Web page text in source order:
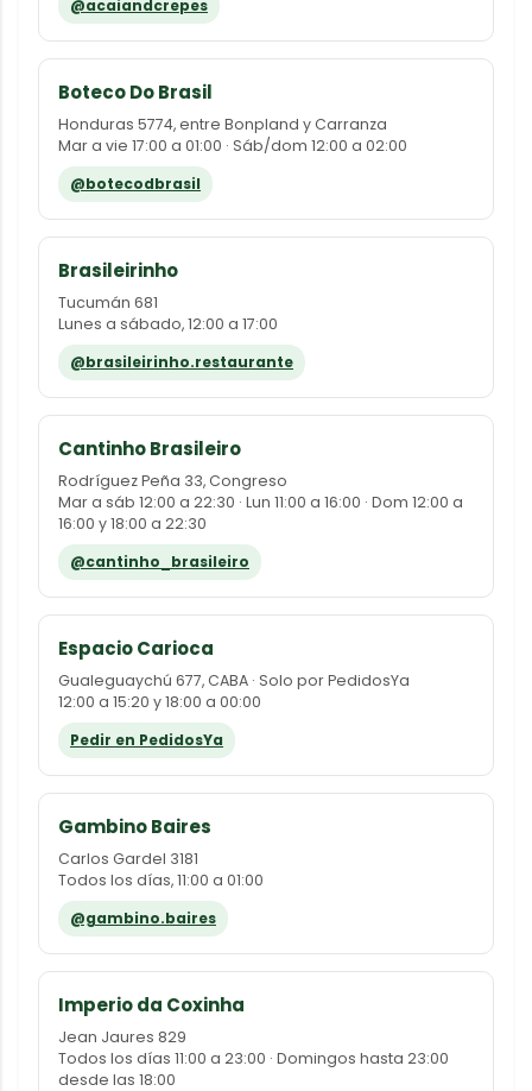
@acaiandcrepes
Boteco Do Brasil
Honduras 5774, entre Bonpland y Carranza
Mar a vie 17:00 a 01:00 · Sáb/dom 12:00 a 02:00
@botecodbrasil
Brasileirinho
Tucumán 681
Lunes a sábado, 12:00 a 17:00
@brasileirinho.restaurante
Cantinho Brasileiro
Rodríguez Peña 33, Congreso
Mar a sáb 12:00 a 22:30 · Lun 11:00 a 16:00 · Dom 12:00 a
16:00 y 18:00 a 22:30
@cantinho_brasileiro
Espacio Carioca
Gualeguaychú 677, CABA · Solo por PedidosYa
12:00 a 15:20 y 18:00 a 00:00
Pedir en PedidosYa
Gambino Baires
Carlos Gardel 3181
Todos los días, 11:00 a 01:00
@gambino.baires
Imperio da Coxinha
Jean Jaures 829
Todos los días 11:00 a 23:00 · Domingos hasta 23:00
desde las 18:00